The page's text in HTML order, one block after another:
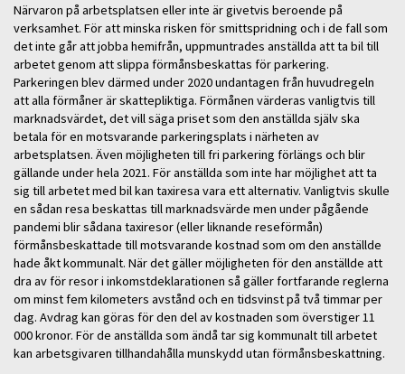
Närvaron på arbetsplatsen eller inte är givetvis beroende på
verksamhet. För att minska risken för smittspridning och i de fall som
det inte går att jobba hemifrån, uppmuntrades anställda att ta bil till
arbetet genom att slippa förmånsbeskattas för parkering.
Parkeringen blev därmed under 2020 undantagen från huvudregeln
att alla förmåner är skattepliktiga. Förmånen värderas vanligtvis till
marknadsvärdet, det vill säga priset som den anställda själv ska
betala för en motsvarande parkeringsplats i närheten av
arbetsplatsen. Även möjligheten till fri parkering förlängs och blir
gällande under hela 2021. För anställda som inte har möjlighet att ta
sig till arbetet med bil kan taxiresa vara ett alternativ. Vanligtvis skulle
en sådan resa beskattas till marknadsvärde men under pågående
pandemi blir sådana taxiresor (eller liknande reseförmån)
förmånsbeskattade till motsvarande kostnad som om den anställde
hade åkt kommunalt. När det gäller möjligheten för den anställde att
dra av för resor i inkomstdeklarationen så gäller fortfarande reglerna
om minst fem kilometers avstånd och en tidsvinst på två timmar per
dag. Avdrag kan göras för den del av kostnaden som överstiger 11
000 kronor. För de anställda som ändå tar sig kommunalt till arbetet
kan arbetsgivaren tillhandahålla munskydd utan förmånsbeskattning.